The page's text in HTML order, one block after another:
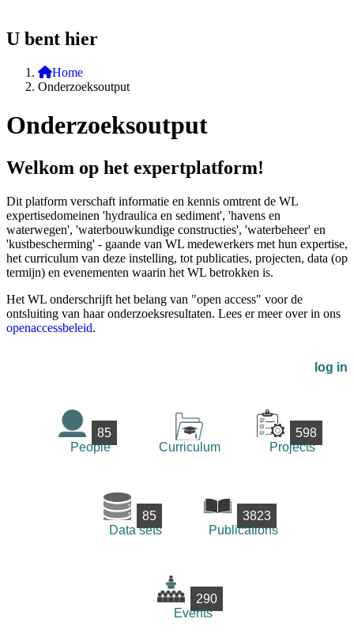
U bent hier
Home
Onderzoeksoutput
Onderzoeksoutput
Welkom op het expertplatform!
Dit platform verschaft informatie en kennis omtrent de WL
expertisedomeinen 'hydraulica en sediment', 'havens en
waterwegen', 'waterbouwkundige constructies', 'waterbeheer' en
'kustbescherming' - gaande van WL medewerkers met hun expertise,
het curriculum van deze instelling, tot publicaties, projecten, data (op
termijn) en evenementen waarin het WL betrokken is.
Het WL onderschrijft het belang van "open access" voor de
ontsluiting van haar onderzoeksresultaten. Lees er meer over in ons
openaccessbeleid.
log in
85
People
Curriculum
598
Projects
85
Data sets
3823
Publications
290
Events